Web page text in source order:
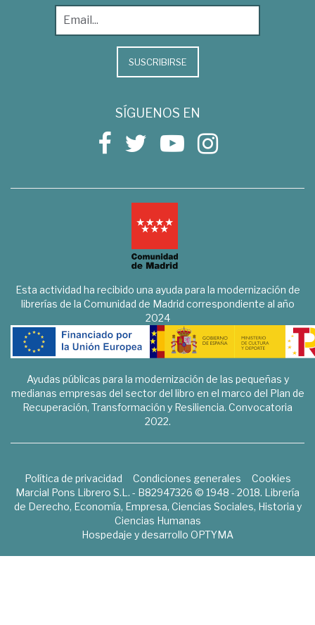
SUSCRIBIRSE
SÍGUENOS EN
Esta actividad ha recibido una ayuda para la modernización de
librerías de la Comunidad de Madrid correspondiente al año
2024
Ayudas públicas para la modernización de las pequeñas y
medianas empresas del sector del libro en el marco del Plan de
Recuperación, Transformación y Resiliencia. Convocatoria
2022.
Política de privacidad Condiciones generales
Cookies
Marcial Pons Librero S.L. - B82947326 © 1948 - 2018. Librería
de Derecho, Economía, Empresa, Ciencias Sociales, Historia y
Ciencias Humanas
Hospedaje y desarrollo OPTYMA